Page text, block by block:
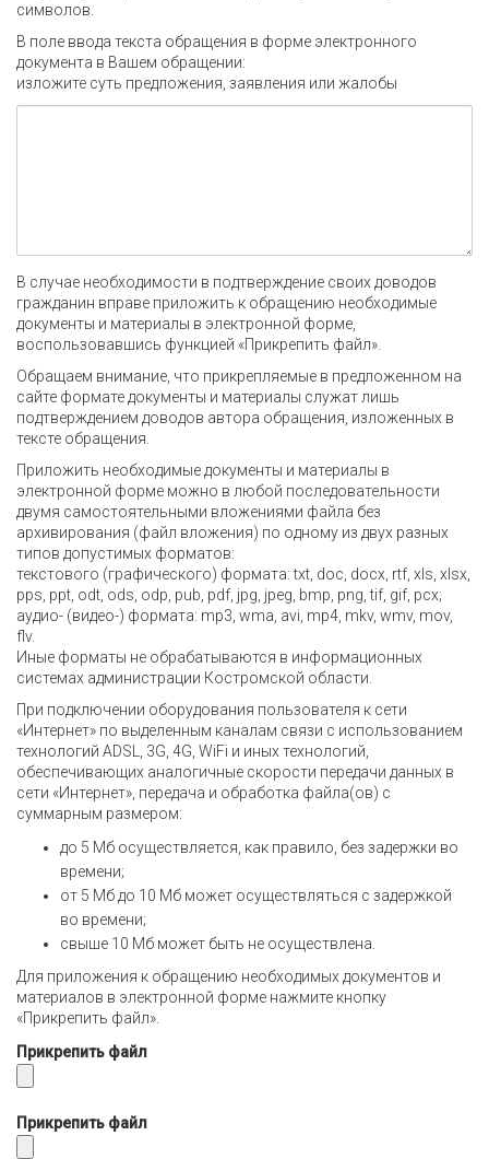
символов.
В поле ввода текста обращения в форме электронного
документа в Вашем обращении:
изложите суть предложения, заявления или жалобы
В случае необходимости в подтверждение своих доводов
гражданин вправе приложить к обращению необходимые
документы и материалы в электронной форме,
воспользовавшись функцией «Прикрепить файл».
Обращаем внимание, что прикрепляемые в предложенном на
сайте формате документы и материалы служат лишь
подтверждением доводов автора обращения, изложенных в
тексте обращения.
Приложить необходимые документы и материалы в
электронной форме можно в любой последовательности
двумя самостоятельными вложениями файла без
архивирования (файл вложения) по одному из двух разных
типов допустимых форматов:
текстового (графического) формата: txt, doc, docx, rtf, xls, xlsx,
pps, ppt, odt, ods, odp, pub, pdf, jpg, jpeg, bmp, png, tif, gif, pcx;
аудио- (видео-) формата: mp3, wma, avi, mp4, mkv, wmv, mov,
flv.
Иные форматы не обрабатываются в информационных
системах администрации Костромской области.
При подключении оборудования пользователя к сети
«Интернет» по выделенным каналам связи с использованием
технологий ADSL, 3G, 4G, WiFi и иных технологий,
обеспечивающих аналогичные скорости передачи данных в
сети «Интернет», передача и обработка файла(ов) с
суммарным размером:
до 5 Мб осуществляется, как правило, без задержки во
времени;
от 5 Мб до 10 Мб может осуществляться с задержкой
во времени;
свыше 10 Мб может быть не осуществлена.
Для приложения к обращению необходимых документов и
материалов в электронной форме нажмите кнопку
«Прикрепить файл».
Прикрепить файл
Прикрепить файл